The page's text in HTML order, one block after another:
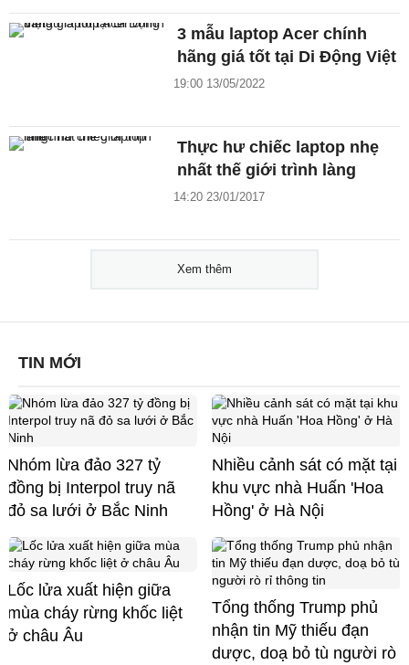
3 mẫu laptop Acer chính
hãng giá tốt tại Di Động Việt
19:00 13/05/2022
Thực hư chiếc laptop nhẹ
nhất thế giới trình làng
14:20 23/01/2017
Xem thêm
TIN MỚI
Nhóm lừa đảo 327 tỷ
đồng bị Interpol truy nã
đỏ sa lưới ở Bắc Ninh
Nhiều cảnh sát có mặt tại
khu vực nhà Huấn 'Hoa
Hồng' ở Hà Nội
Lốc lửa xuất hiện giữa
mùa cháy rừng khốc liệt
ở châu Âu
Tổng thống Trump phủ
nhận tin Mỹ thiếu đạn
dược, doạ bỏ tù người rò